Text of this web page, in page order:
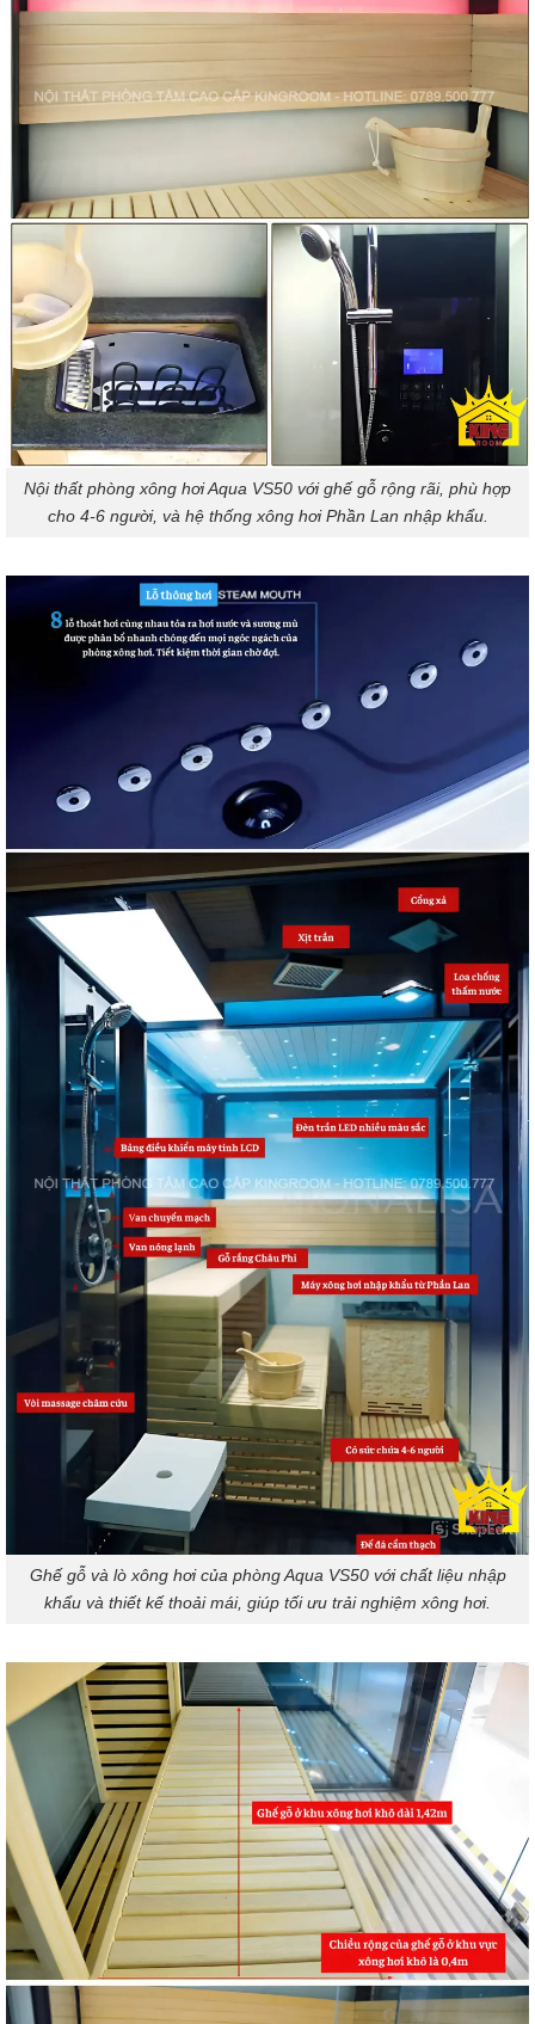
Nội thất phòng xông hơi Aqua VS50 với ghế gỗ rộng rãi, phù hợp
cho 4-6 người, và hệ thống xông hơi Phần Lan nhập khẩu.
Ghế gỗ và lò xông hơi của phòng Aqua VS50 với chất liệu nhập
khẩu và thiết kế thoải mái, giúp tối ưu trải nghiệm xông hơi.